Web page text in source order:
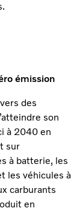
émission
des
son
à 2040 en
sur
à batterie, les
les véhicules à
carburants
en